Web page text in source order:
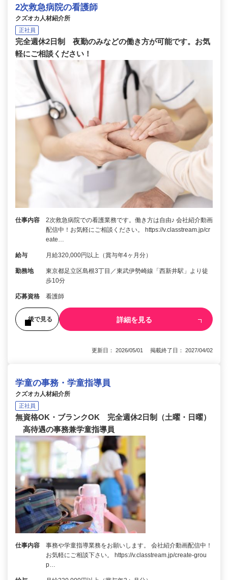
2次救急病院の看護師
クズオカ人材紹介所
正社員
完全週休2日制 夜勤のみなどの働き方が可能です。お気
軽にご相談ください！
仕事内容
2次救急病院での看護業務です。働き方は自由♪ 会社紹介動画
配信中！お気軽にご相談ください。 https://v.classtream.jp/cr
eate…
給与 月給320,000円以上（賞与年4ヶ月分）
勤務地
東京都足立区島根3丁目／東武伊勢崎線「西新井駅」より徒
歩10分
応募資格 看護師
後で見る 詳細を見る
更新日： 2026/05/01 掲載終了日： 2027/04/02
学童の事務・学童指導員
クズオカ人材紹介所
正社員
無資格OK・ブランクOK 完全週休2日制（土曜・日曜）
高待遇の事務兼学童指導員
仕事内容
事務や学童指導業務をお願いします。 会社紹介動画配信中！
お気軽にご相談下さい。 https://v.classtream.jp/create-grou
p…